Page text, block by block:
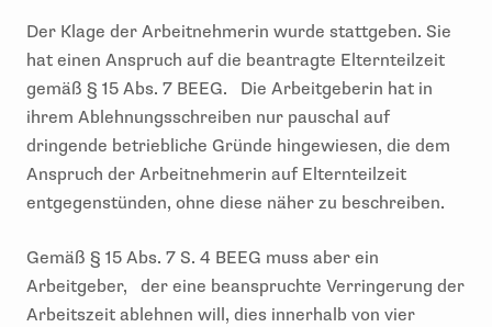
Der Klage der Arbeitnehmerin wurde stattgeben. Sie
hat einen Anspruch auf die beantragte Elternteilzeit
gemäß § 15 Abs. 7 BEEG. Die Arbeitgeberin hat in
ihrem Ablehnungsschreiben nur pauschal auf
dringende betriebliche Gründe hingewiesen, die dem
Anspruch der Arbeitnehmerin auf Elternteilzeit
entgegenstünden, ohne diese näher zu beschreiben.
Gemäß § 15 Abs. 7 S. 4 BEEG muss aber ein
Arbeitgeber, der eine beanspruchte Verringerung der
Arbeitszeit ablehnen will, dies innerhalb von vier